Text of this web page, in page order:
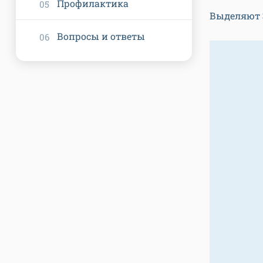
Выделяют
Профилактика
Вопросы и ответы